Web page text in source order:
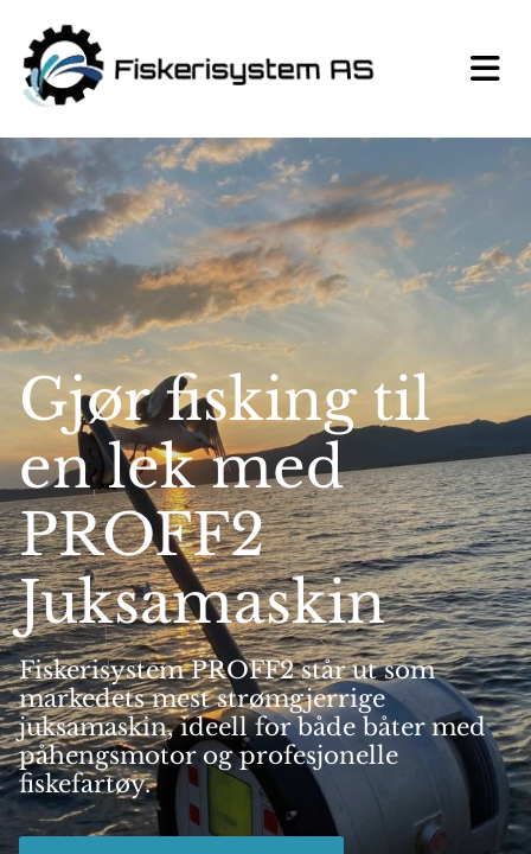
Gjør fisking til
en lek med
PROFF2
Juksamaskin
Fiskerisystem PROFF2 står ut som
markedets mest strømgjerrige
juksamaskin, ideell for både båter med
påhengsmotor og profesjonelle
fiskefartøy.